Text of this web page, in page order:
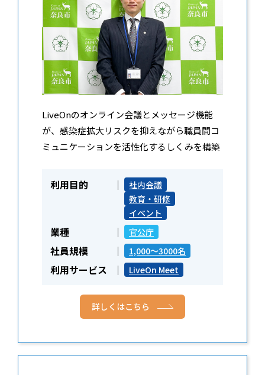
LiveOnのオンライン会議とメッセージ機能
が、感染症拡大リスクを抑えながら職員間コ
ミュニケーションを活性化するしくみを構築
利用目的
社内会議
教育・研修
イベント
業種 官公庁
社員規模 1,000～3000名
利用サービス LiveOn Meet
詳しくはこちら